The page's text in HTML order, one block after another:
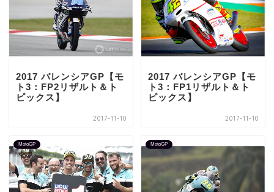
2017 バレンシアGP【モ
ト3：FP2リザルト＆ト
ピックス】
2017-11-10
2017 バレンシアGP【モ
ト3：FP1リザルト＆ト
ピックス】
2017-11-10
MotoGP MotoGP